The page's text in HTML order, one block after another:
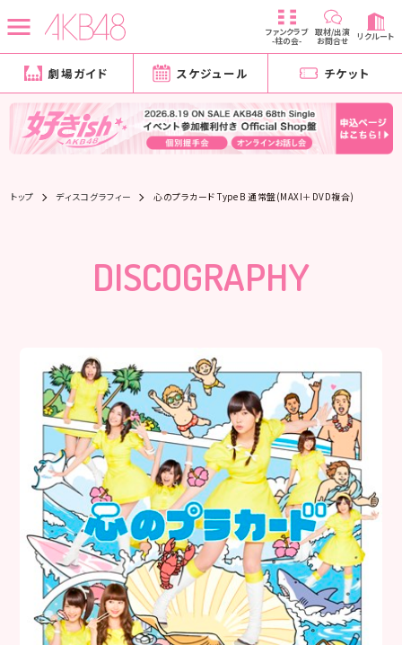
ファンクラブ
-柱の会-
取材/出演
お問合せ リクルート
劇場ガイド スケジュール チケット
トップ ディスコグラフィー 心のプラカード Type B 通常盤(MAXI＋DVD複合)
DISCOGRAPHY